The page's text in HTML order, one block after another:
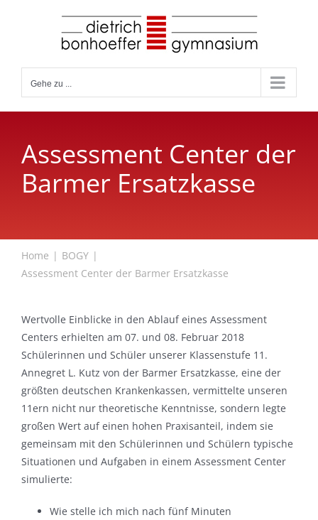
Gehe zu ...
Assessment Center der
Barmer Ersatzkasse
Home
BOGY
Assessment Center der Barmer Ersatzkasse
Wertvolle Einblicke in den Ablauf eines Assessment
Centers erhielten am 07. und 08. Februar 2018
Schülerinnen und Schüler unserer Klassenstufe 11.
Annegret L. Kutz von der Barmer Ersatzkasse, eine der
größten deutschen Krankenkassen, vermittelte unseren
11ern nicht nur theoretische Kenntnisse, sondern legte
großen Wert auf einen hohen Praxisanteil, indem sie
gemeinsam mit den Schülerinnen und Schülern typische
Situationen und Aufgaben in einem Assessment Center
simulierte:
Wie stelle ich mich nach fünf Minuten